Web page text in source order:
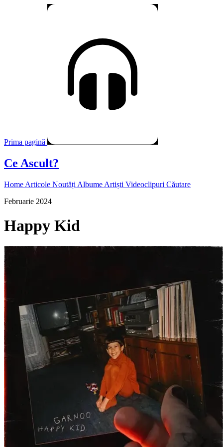
Prima pagină
Ce Ascult?
Home Articole Noutăți Albume Artiști Videoclipuri Căutare
Februarie 2024
Happy Kid
Pagina externă
Pagina externă
G
Garnoo
Videoclipuri